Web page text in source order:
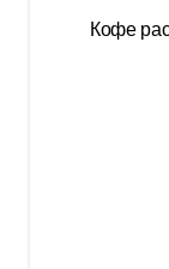
Кофе